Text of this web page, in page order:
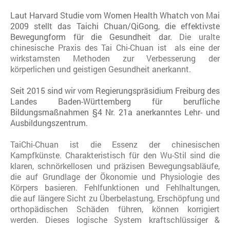
Laut Harvard Studie vom Women Health Whatch von Mai
2009 stellt das Taichi Chuan/QiGong, die effektivste
Bewegungform für die Gesundheit dar. Die uralte
chinesische Praxis des Tai Chi-Chuan ist als eine der
wirkstamsten Methoden zur Verbesserung der
körperlichen und geistigen Gesundheit anerkannt.
Seit 2015 sind wir vom Regierungspräsidium Freiburg des
Landes Baden-Württemberg für berufliche
Bildungsmaßnahmen §4 Nr. 21a anerkanntes Lehr- und
Ausbildungszentrum.
TaiChi-Chuan ist die Essenz der chinesischen
Kampfkünste. Charakteristisch für den Wu-Stil sind die
klaren, schnörkellosen und präzisen Bewegungsabläufe,
die auf Grundlage der Ökonomie und Physiologie des
Körpers basieren. Fehlfunktionen und Fehlhaltungen,
die auf längere Sicht zu Überbelastung, Erschöpfung und
orthopädischen Schäden führen, können korrigiert
werden. Dieses logische System kraftschlüssiger &